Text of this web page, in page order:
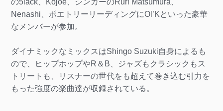
の5lack、Kojoe、シンガーのRuri Matsumura、
Nenashi、ポエトリーリーディングにOl’Kといった豪華
なメンバーが参加。
ダイナミックなミックスはShingo Suzuki自身によるも
ので、ヒップホップやR＆B、ジャズもクラシックもス
トリートも、リスナーの世代をも超えて巻き込む引力を
もった強度の楽曲達が収録されている。